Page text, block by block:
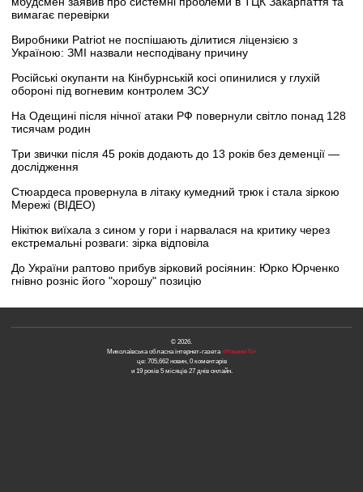
вимагає перевірки
Виробники Patriot не поспішають ділитися ліцензією з
Україною: ЗМІ назвали несподівану причину
Російські окупанти на Кінбурнській косі опинилися у глухій
обороні під вогневим контролем ЗСУ
На Одещині після нічної атаки РФ повернули світло понад 128
тисячам родин
Три звички після 45 років додають до 13 років без деменції —
дослідження
Стюардеса провернула в літаку кумедний трюк і стала зіркою
Мережі (ВІДЕО)
Нікітюк виїхала з сином у гори і нарвалася на критику через
екстремальні розваги: зірка відповіла
До України раптово прибув зірковий росіянин: Юрко Юрченко
гнівно розніс його "хорошу" позицію
© 2026.
Миколаївська обласна інтернет-газета«Новини N»
це: 705,662 новин, 0 коментарів
и 19 років 5 місяців 27 днів онлайн.